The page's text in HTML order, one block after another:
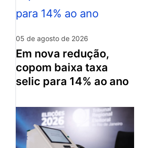
05 de agosto de 2026
em nova redução,
copom baixa taxa
selic para 14% ao ano